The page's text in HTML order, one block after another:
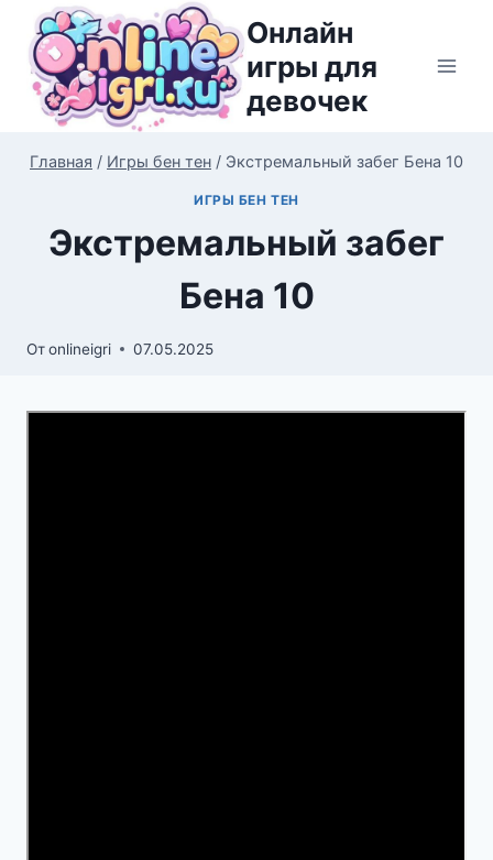
Перейти
содержимому
Онлайн
игры для
девочек
Главная / Игры бен тен / Экстремальный забег Бена 10
ИГРЫ БЕН ТЕН
Экстремальный забег
Бена 10
Отonlineigri 07.05.2025